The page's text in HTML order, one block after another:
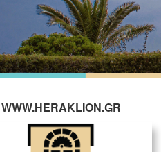
WWW.HERAKLION.GR